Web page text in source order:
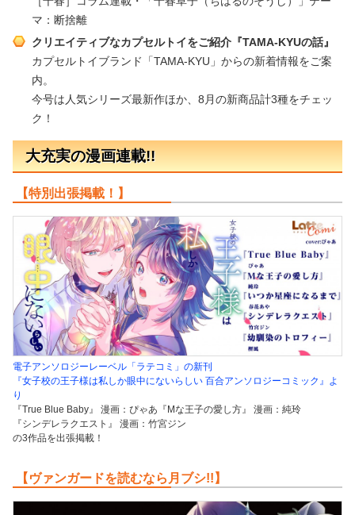
マ：断捨離
クリエイティブなカプセルトイをご紹介『TAMA-KYUの話』
カプセルトイブランド「TAMA-KYU」からの新着情報をご案
内。
今号は人気シリーズ最新作ほか、8月の新商品計3種をチェッ
ク！
大充実の漫画連載!!
【特別出張掲載！】
電子アンソロジーレーベル「ラテコミ」の新刊
『女子校の王子様は私しか眼中にないらしい 百合アンソロジーコミック』よ
り
『True Blue Baby』 漫画：ぴゃあ『Mな王子の愛し方』 漫画：純玲
『シンデレラクエスト』 漫画：竹宮ジン
の3作品を出張掲載！
【ヴァンガードを読むなら月ブシ!!】